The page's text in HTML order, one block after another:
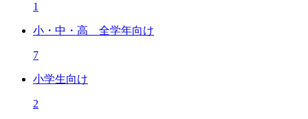
1
小・中・高 全学年向け
7
小学生向け
2